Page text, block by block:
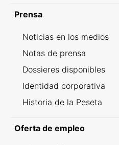
Prensa
Noticias en los medios
Notas de prensa
Dossieres disponibles
Identidad corporativa
Historia de la Peseta
Oferta de empleo